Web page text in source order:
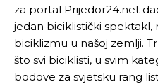
za portal Prijedor24.net
jedan biciklistički spektakl,
biciklizmu u našoj zemlji.
što svi biciklisti, u svim
bodove za svjetsku rang